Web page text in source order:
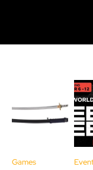
Games